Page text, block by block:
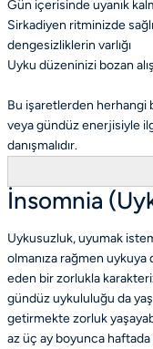
Gün içerisinde uyanık
Sirkadiyen ritminizde
dengesizliklerin varlığı
Uyku düzeninizi bozan
Bu işaretlerden herhangi
veya gündüz enerjisiyle
danışmalıdır.
İnsomnia
Uykusuzluk, uyumak
olmanıza rağmen
eden bir zorlukla
gündüz uykululuğu da
getirmekte zorluk
az üç ay boyunca